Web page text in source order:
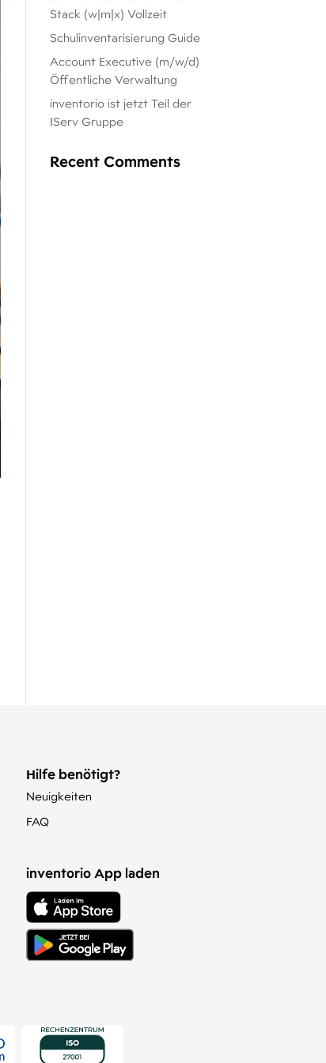
Stack (w|m|x) Vollzeit
Schulinventarisierung Guide
Account Executive (m/w/d)
Öffentliche Verwaltung
inventorio ist jetzt Teil der
IServ Gruppe
Recent Comments
Hilfe benötigt?
Neuigkeiten
FAQ
inventorio App laden